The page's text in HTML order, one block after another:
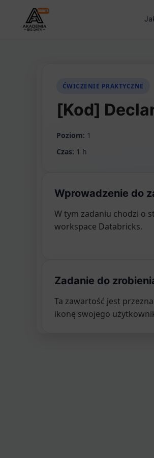
ĆWICZENIE PRAKTYCZNE
[Kod]
Poziom: 1
Czas: 1 h
Wprowadzenie do
W tym zadaniu chodzi o
workspace Databricks.
Zadanie do
Ta zawartość jest
ikonę swojego